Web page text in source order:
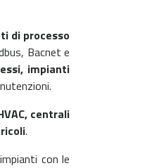
di processo
Bacnet e
impianti
centrali
.
con le